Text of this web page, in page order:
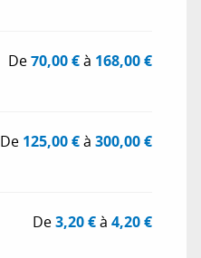
De70,00 €à 168,00 €
De 125,00 €à300,00 €
De3,20 €à4,20 €